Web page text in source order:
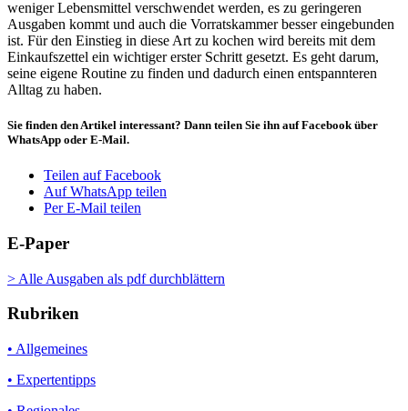
weniger Lebensmittel verschwendet werden, es zu geringeren
Ausgaben kommt und auch die Vorratskammer besser eingebunden
ist. Für den Einstieg in diese Art zu kochen wird bereits mit dem
Einkaufszettel ein wichtiger erster Schritt gesetzt. Es geht darum,
seine eigene Routine zu finden und dadurch einen entspannteren
Alltag zu haben.
Sie finden den Artikel interessant? Dann teilen Sie ihn auf Facebook über
WhatsApp oder E-Mail.
Teilen auf Facebook
Auf WhatsApp teilen
Per E-Mail teilen
E-Paper
> Alle Ausgaben als pdf durchblättern
Rubriken
• Allgemeines
• Expertentipps